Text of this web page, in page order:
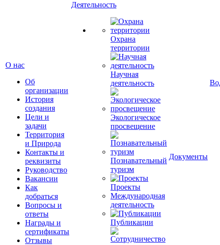
О нас
Об
организации
История
создания
Цели и
задачи
Территория
и Природа
Контакты и
реквизиты
Руководство
Вакансии
Как
добраться
Вопросы и
ответы
Награды и
сертификаты
Отзывы
Деятельность
Охрана
территории
Научная
деятельность
Экологическое
просвещение
Познавательный
туризм
Проекты
Международная
деятельность
Публикации
Документы